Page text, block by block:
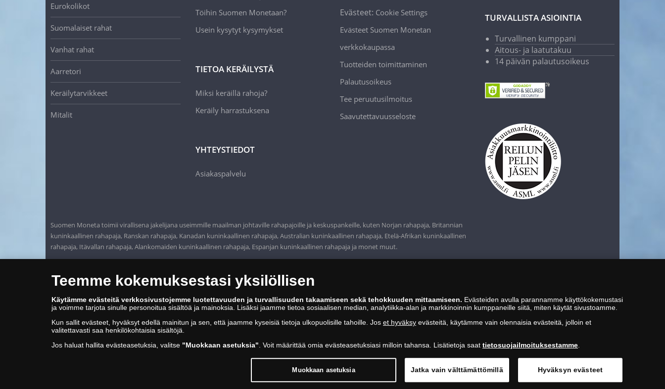
Eurokolikot
Suomalaiset rahat
Vanhat rahat
Aarretori
Keräilytarvikkeet
Mitalit
Töihin Suomen Monetaan?
Usein kysytyt kysymykset
TIETOA KERÄILYSTÄ
Miksi keräillä rahoja?
Keräily harrastuksena
YHTEYSTIEDOT
Asiakaspalvelu
Evästeet: Cookie Settings
Evästeet Suomen Monetan
verkkokaupassa
Tuotteiden toimittaminen
Palautusoikeus
Tee peruutusilmoitus
Saavutettavuusseloste
TURVALLISTA ASIOINTIA
Turvallinen kumppani
Aitous- ja laatutakuu
14 päivän palautusoikeus
Suomen Moneta toimii virallisena jakelijana useimmille maailman johtaville rahapajoille ja keskuspankeille, kuten Norjan rahapaja, Britannian
kuninkaallinen rahapaja, Ranskan rahapaja, Kanadan kuninkaallinen rahapaja, Australian kuninkaallinen rahapaja, Etelä-Afrikan kuninkaallinen
rahapaja, Itävallan rahapaja, Alankomaiden kuninkaallinen rahapaja, Espanjan kuninkaallinen rahapaja ja monet muut.
Teemme kokemuksestasi yksilöllisen
Käytämme evästeitä verkkosivustojemme luotettavuuden ja turvallisuuden takaamiseen sekä tehokkuuden mittaamiseen. Evästeiden avulla parannamme käyttökokemustasi
ja voimme tarjota sinulle personoitua sisältöä ja mainoksia. Lisäksi jaamme tietoa sosiaalisen median, analytiikka-alan ja markkinoinnin kumppaneille siitä, miten käytät sivustoamme.
Kun sallit evästeet, hyväksyt edellä mainitun ja sen, että jaamme kyseisiä tietoja ulkopuolisille tahoille. Jos et hyväksy evästeitä, käytämme vain olennaisia evästeitä, jolloin et
valitettavasti saa henkilökohtaisia sisältöjä.
Jos haluat hallita evästeasetuksia, valitse "Muokkaan asetuksia" . Voit määrittää omia evästeasetuksiasi milloin tahansa. Lisätietoja saat tietosuojailmoituksestamme
Muokkaan asetuksia Jatka vain välttämättömillä Hyväksyn evästeet